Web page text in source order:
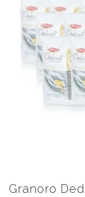
Granoro